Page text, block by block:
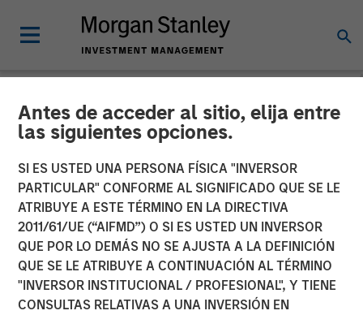
Antes de acceder al sitio, elija entre
las siguientes opciones.
SI ES USTED UNA PERSONA FÍSICA "INVERSOR
PARTICULAR" CONFORME AL SIGNIFICADO QUE SE LE
ATRIBUYE A ESTE TÉRMINO EN LA DIRECTIVA
2011/61/UE (“AIFMD”) O SI ES USTED UN INVERSOR
QUE POR LO DEMÁS NO SE AJUSTA A LA DEFINICIÓN
QUE SE LE ATRIBUYE A CONTINUACIÓN AL TÉRMINO
"INVERSOR INSTITUCIONAL / PROFESIONAL", Y TIENE
CONSULTAS RELATIVAS A UNA INVERSIÓN EN
CARON'S CORNER INSIGHTS
The Shape of Things To
Come in 2026: From K-
Shaped to U
04 DICIEMBRE 2025